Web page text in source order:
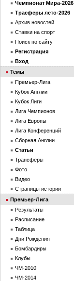
Чемпионат Мира-2026
Трасферы лето-2026
Архив новостей
Ставки на спорт
Поиск по сайту
Регистрация
Вход
Темы
Премьер-Лига
Кубок Англии
Кубок Лиги
Лига Чемпионов
Лига Европы
Лига Конференций
Сборная Англии
Статьи
Трансферы
Фото
Видео
Страницы истории
Премьер-Лига
Результаты
Расписание
Таблица
Дни Рождения
Бомбардиры
Клубы
ЧМ-2010
ЧМ-2014